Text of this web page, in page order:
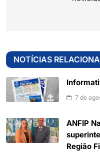
NOTÍCIAS
7 de
ANFIP
Região